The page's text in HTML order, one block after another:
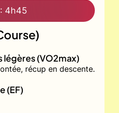
4h45
légères (VO2max)
récup en descente.
(EF)